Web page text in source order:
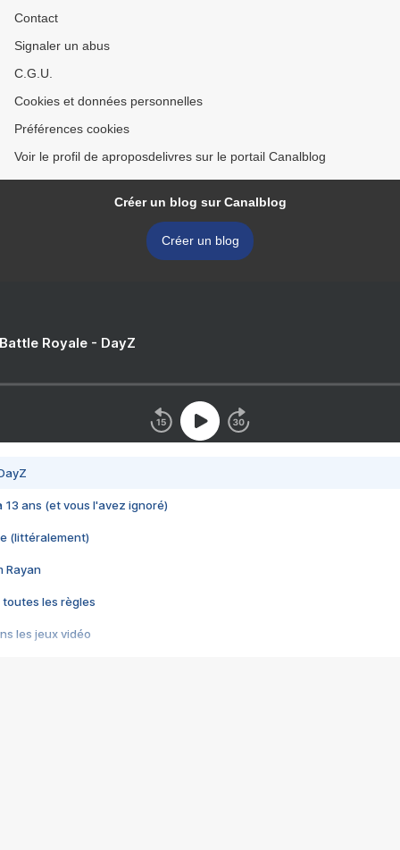
Contact
Signaler un abus
C.G.U.
Cookies et données personnelles
Préférences cookies
Voir le profil de aproposdelivres sur le portail Canalblog
Créer un blog sur Canalblog
Créer un blog
Royale - DayZ
13 ans (et vous l'avez ignoré)
(littéralement)
Rayan
toutes les règles
les jeux vidéo